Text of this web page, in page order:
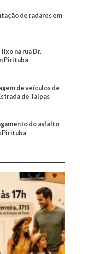
de radares em
na rua Dr.
Pirituba
de veículos de
de Taipas
do asfalto
Pirituba